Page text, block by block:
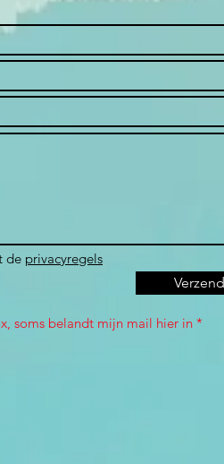
de privacyregels
Verzend
soms belandt mijn mail hier in *